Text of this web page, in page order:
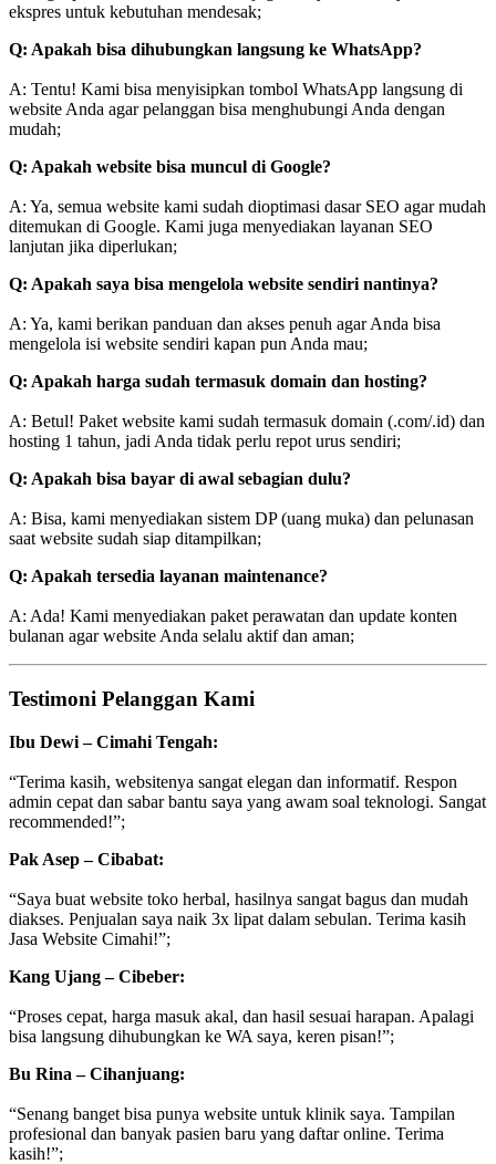
ekspres untuk kebutuhan mendesak;
Q: Apakah bisa dihubungkan langsung ke WhatsApp?
A: Tentu! Kami bisa menyisipkan tombol WhatsApp langsung di
website Anda agar pelanggan bisa menghubungi Anda dengan
mudah;
Q: Apakah website bisa muncul di Google?
A: Ya, semua website kami sudah dioptimasi dasar SEO agar mudah
ditemukan di Google. Kami juga menyediakan layanan SEO
lanjutan jika diperlukan;
Q: Apakah saya bisa mengelola website sendiri nantinya?
A: Ya, kami berikan panduan dan akses penuh agar Anda bisa
mengelola isi website sendiri kapan pun Anda mau;
Q: Apakah harga sudah termasuk domain dan hosting?
A: Betul! Paket website kami sudah termasuk domain (.com/.id) dan
hosting 1 tahun, jadi Anda tidak perlu repot urus sendiri;
Q: Apakah bisa bayar di awal sebagian dulu?
A: Bisa, kami menyediakan sistem DP (uang muka) dan pelunasan
saat website sudah siap ditampilkan;
Q: Apakah tersedia layanan maintenance?
A: Ada! Kami menyediakan paket perawatan dan update konten
bulanan agar website Anda selalu aktif dan aman;
Testimoni Pelanggan Kami
Ibu Dewi – Cimahi Tengah:
“Terima kasih, websitenya sangat elegan dan informatif. Respon
admin cepat dan sabar bantu saya yang awam soal teknologi. Sangat
recommended!”;
Pak Asep – Cibabat:
“Saya buat website toko herbal, hasilnya sangat bagus dan mudah
diakses. Penjualan saya naik 3x lipat dalam sebulan. Terima kasih
Jasa Website Cimahi!”;
Kang Ujang – Cibeber:
“Proses cepat, harga masuk akal, dan hasil sesuai harapan. Apalagi
bisa langsung dihubungkan ke WA saya, keren pisan!”;
Bu Rina – Cihanjuang:
“Senang banget bisa punya website untuk klinik saya. Tampilan
profesional dan banyak pasien baru yang daftar online. Terima
kasih!”;